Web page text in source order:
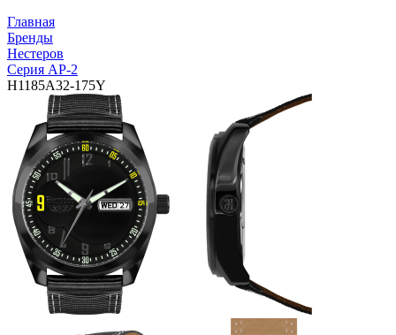
Главная
Бренды
Нестеров
Серия АР-2
H1185A32-175Y